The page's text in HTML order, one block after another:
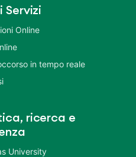
Servizi
Online
in tempo reale
ricerca e
University